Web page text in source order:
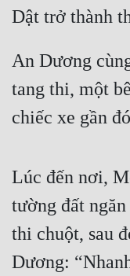
Nữ Cường
Phong Thủy - Tâm Linh
Quan Trường
Quân Sự
Sảng Văn
Dật trở thành
An Dương
tang thi, một
chiếc xe gần
Lúc đến nơi,
tường đất
thi chuột, sau
Dương: